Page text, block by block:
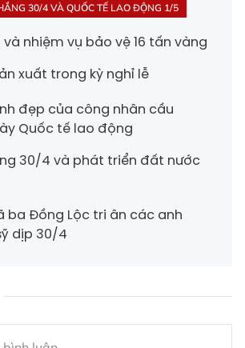
30/4 VÀ QUỐC TẾ LAO ĐỘNG 1/5
và nhiệm vụ bảo vệ 16 tấn vàng
xuất trong kỳ nghỉ lễ
đẹp của công nhân cầu
Quốc tế lao động
30/4 và phát triển đất nước
ba Đồng Lộc tri ân các anh
dịp 30/4